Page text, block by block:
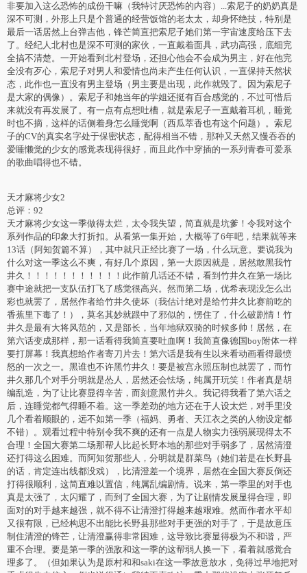
非要加入这么恐怖的成份干嘛（我特讨厌恐怖的内容）...索尼子的奶奶真是
深不可测，外形上只是个普通的经营饭馆的老太太，却身怀绝技，特别是
最后一话居然上台弹吉他，锋芒简直把索尼子她们第一宇宙速度给压下去
了。经纪人北村也是深不可测的家伙，一直戴着面具，武功高强，底细完
全搞不清楚。一开始看到北村登场，还担心他会不会成为男主，好在他完
全没有歹心，索尼子对男人和爱情也尚未产生任何认识，一直保持天然状
态，此作也一直没有男主登场（男主要是出现，此作就毁了。因为索尼子
是大家的偶像）。索尼子和她当年的学姐还挺有百合感觉的，不过可惜后
来就没有再发展了。有一点有点想吐槽，就是索尼子一直戴着耳机，睡觉
时也不摘，这样的话侧着身怎么睡觉啊（西瓜萃香也有这个问题）。索尼
子的CV的真实名字处于保密状态，配得相当不错，那种又天然又慢吞吞的
爱睡懒觉的少女的感觉表现得很好，而且此作中穿插的一系列青春可爱系
的歌曲唱得也不错。
天才麻将少女2
总评：92
天才麻将少女这一季做得太烂，太令我失望，简直就是坑爹！令我对这个
系列作品的印象大打折扣。从看第一集开始，大概等了6年吧，结果就等来
13话（阿知贺篇不算），其中就只正经比赛了一场，什么玩意。要说我为
什么对这一季这么不爽，有好几个原因，第一大原因就是，居然敢黑我竹
井久！！！！！！！！！！！此作前几话还不错，看到竹井久在第一场比
赛中途就把一支队伍打飞了感觉很高兴。然而第二场，优希表现没怎么出
彩也就罢了，居然作者给竹井久使坏（我估计绝对是给竹井久比赛前吃的
香蕉里下毒了！），莫名其妙就跟中了邪似的，愣住了，什么破剧情！竹
井久是最有大将风范的，又是部长，当年地狱双骑的时候多帅！居然，在
第六话变成那样，那一话看得我简直要吐血啊！我简直像德国boy附体一样
要打屏幕！我真想给作者寄刀片去！第六话是我有生以来看动画看得最愤
怒的一次之一。黑谁也不许黑竹井久！要是被宫永照压制也就罢了，而竹
井久那几个对手分明就是怂人，居然还会怯场，纯属开玩笑！作者真是胡
编乱造，为了让比赛显得辛苦，而刻意黑竹井久。我记得我看了第六话之
后，连睡觉都气得睡不着。这一季差劲的地方还在于人设太烂，对手里没
几个看着顺眼的，远不如第一季（福妈、勇者、天江衣之类的人物设定都
不错）。观看过程中特别令我不爽的还有一点是人物实力强弱展现得太不
合理！全国大赛第二场那帮人比起长野本地的那些对手弱多了，居然清澄
还打得这么困难。而阿知贺那些人，分明就是群菜鸟（她们若是在长野县
的话，肯定连出线都没戏），比清澄差一个境界，居然在全国大赛反倒还
打得很顺利，这简直难以置信，纯属乱编剧情。说来，第一季里的对手也
真是太强了，太闪耀了，而到了全国大赛，为了让剧情发展显得合理，即
面对的对手越来越强，就不得不让清澄打得越来越艰难。然而作者水平却
又很有限，已经构思不出能比长野县那些对手更强的对手了，于是故意压
制住清澄的锋芒，让清澄赢得非常困难，这导致比赛显得极为不和谐，严
重不合理。要是第一季的强敌和这一季的这帮弱人换一下，看着就感觉合
理多了。（但如果认为是原村和和saki在这一季故意放水，免得过早地把对